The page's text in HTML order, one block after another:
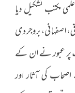
مکتب تشکیل دیا
اصفہانی، بروجردی
پر عبور نے ان کے
کی آثار اور